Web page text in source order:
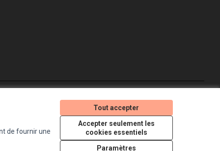
de fournir une
Tout accepter
Accepter seulement les
cookies essentiels
Paramètres
(Lien externe)
(Lien externe)
(Lien externe)
Licence Creative
(Lien externe)